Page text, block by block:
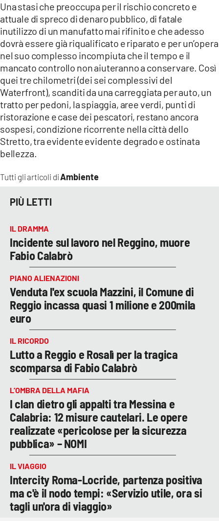
Tutti gli articoli diAmbiente
Una stasi che preoccupa per il rischio concreto e
attuale di spreco di denaro pubblico, di fatale
inutilizzo di un manufatto mai rifinito e che adesso
dovrà essere già riqualificato e riparato e per un’opera
nel suo complesso incompiuta che il tempo e il
mancato controllo non aiuteranno a conservare. Così
quei tre chilometri (dei sei complessivi del
Waterfront), scanditi da una carreggiata per auto, un
tratto per pedoni, la spiaggia, aree verdi, punti di
ristorazione e case dei pescatori, restano ancora
sospesi, condizione ricorrente nella città dello
Stretto, tra evidente evidente degrado e ostinata
bellezza.
PIÙ LETTI
IL DRAMMA
Incidente sul lavoro nel Reggino, muore
Fabio Calabrò
PIANO ALIENAZIONI
Venduta l'ex scuola Mazzini, il Comune di
Reggio incassa quasi 1 milione e 200mila
euro
IL RICORDO
Lutto a Reggio e Rosalì per la tragica
scomparsa di Fabio Calabrò
L’OMBRA DELLA MAFIA
I clan dietro gli appalti tra Messina e
Calabria: 12 misure cautelari. Le opere
realizzate «pericolose per la sicurezza
pubblica» – NOMI
IL VIAGGIO
Intercity Roma-Locride, partenza positiva
ma c'è il nodo tempi: «Servizio utile, ora si
tagli un'ora di viaggio»